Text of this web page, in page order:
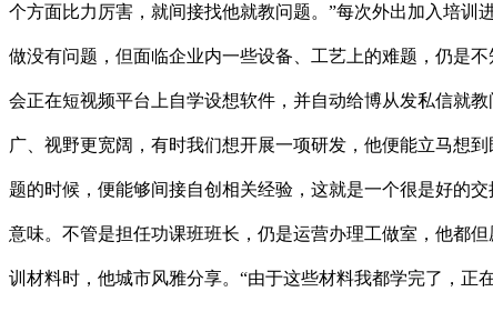
个方面比力厉害，就间接找他就教问题。”每次外出加入培训
做没有问题，但面临企业内一些设备、工艺上的难题，仍是
会正在短视频平台上自学设想软件，并自动给博从发私信就
广、视野更宽阔，有时我们想开展一项研发，他便能立马想
题的时候，便能够间接自创相关经验，这就是一个很是好的
意味。不管是担任功课班班长，仍是运营办理工做室，他都
训材料时，他城市风雅分享。“由于这些材料我都学完了，